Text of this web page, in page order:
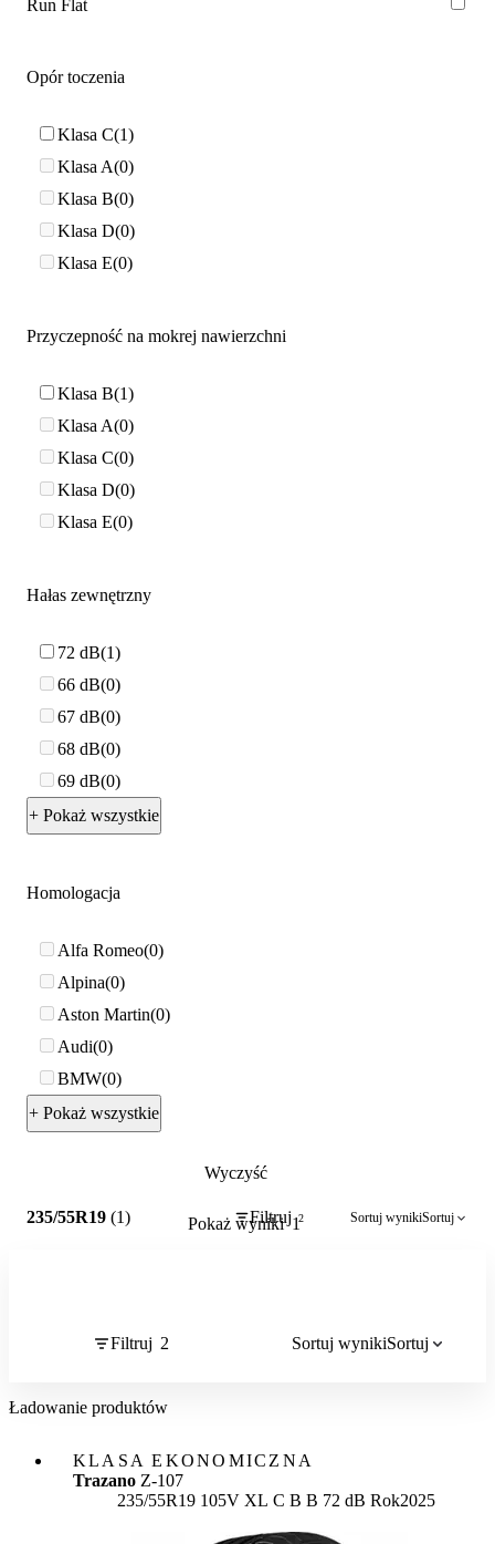
Run Flat
Opór toczenia
Klasa C 1
Klasa A 0
Klasa B 0
Klasa D 0
Klasa E 0
Przyczepność na mokrej nawierzchni
Klasa B 1
Klasa A 0
Klasa C 0
Klasa D 0
Klasa E 0
Hałas zewnętrzny
72 dB 1
66 dB 0
67 dB 0
68 dB 0
69 dB 0
+ Pokaż wszystkie
Homologacja
Alfa Romeo 0
Alpina 0
Aston Martin 0
Audi 0
BMW 0
+ Pokaż wszystkie
Wyczyść
Pokaż wyniki 1
235/55R19 (1) Filtruj 2 Sortuj wynikiSortuj
Filtruj 2 Sortuj wynikiSortuj
Ładowanie produktów
KLASA EKONOMICZNA
Trazano Z-107
235/55R19 105V XL Etykieta:
C B B 72 dB Rok2025